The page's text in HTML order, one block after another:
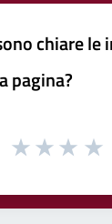
chiare le
pagina?